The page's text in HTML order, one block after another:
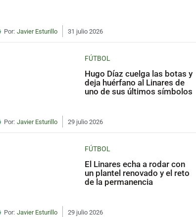
Por: Javier Esturillo 31 julio 2026
FÚTBOL
Hugo Díaz cuelga las botas y
deja huérfano al Linares de
uno de sus últimos símbolos
Por: Javier Esturillo 29 julio 2026
FÚTBOL
El Linares echa a rodar con
un plantel renovado y el reto
de la permanencia
Por: Javier Esturillo 29 julio 2026